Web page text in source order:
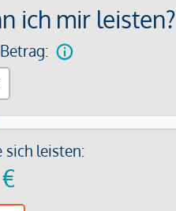
ich mir leisten?
sich leisten:
€